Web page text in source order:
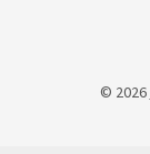
© 2026